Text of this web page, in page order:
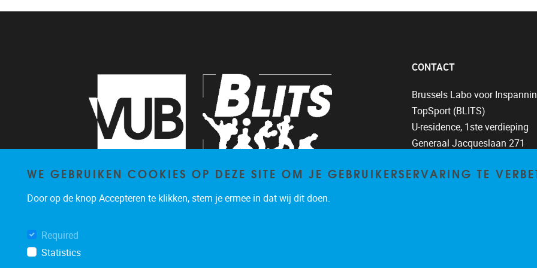
CONTACT
Brussels Labo voor
TopSport (BLITS)
U-residence, 1ste verdieping
Generaal Jacqueslaan 271
WE GEBRUIKEN COOKIES OP DEZE SITE OM JE GEBRUIKERSERVARING TE
Door op de knop Accepteren te klikken, stem je ermee in dat wij dit doen.
Required
Statistics